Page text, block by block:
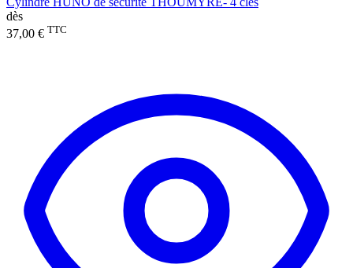
dès
37,00 € TTC